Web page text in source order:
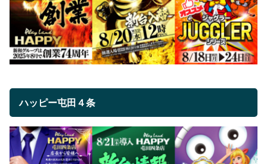
ハッピー屯田４条